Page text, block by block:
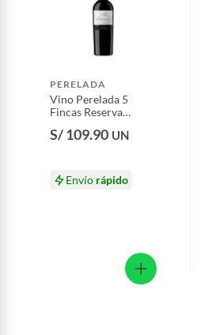
PERELADA
Vino Perelada 5
Fincas Reserva
S/ 109.90 UN
Envío rápido